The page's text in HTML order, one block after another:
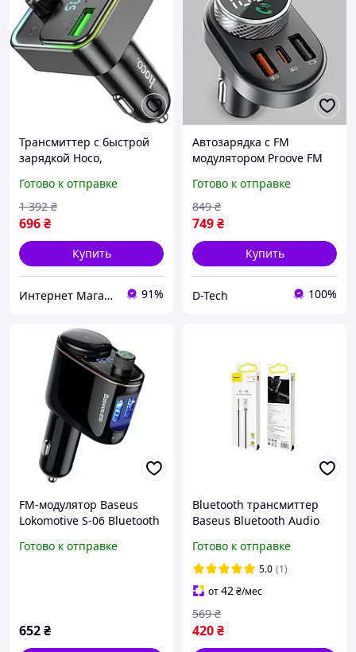
Трансмиттер с быстрой
зарядкой Hoco,
модулятор, Фм
трансмиттер fm с блютуз,
Блютуз передатчик в
машину, MTS
Готово к отправке
696₴
1 392 ₴
Купить
Интернет Магазин "StepShop" 91%
Автозарядка с FM
модулятором Proove FM
(PD+QC3.0) Type-C+USB |
Bluetooth FM
трансмиттер в
прикуриватель
Готово к отправке
749₴
849 ₴
Купить
D-Tech 100%
FM-модулятор Baseus
Lokomotive S-06 Bluetooth
трансмиттер с гнездом
Готово к отправке
652₴
Bluetooth трансмиттер
Baseus Bluetooth Audio
(CABA01-01) Black
(CABA01-01) (i551151)
Готово к отправке
5.0 (1)
от42₴/мес
420₴
569 ₴